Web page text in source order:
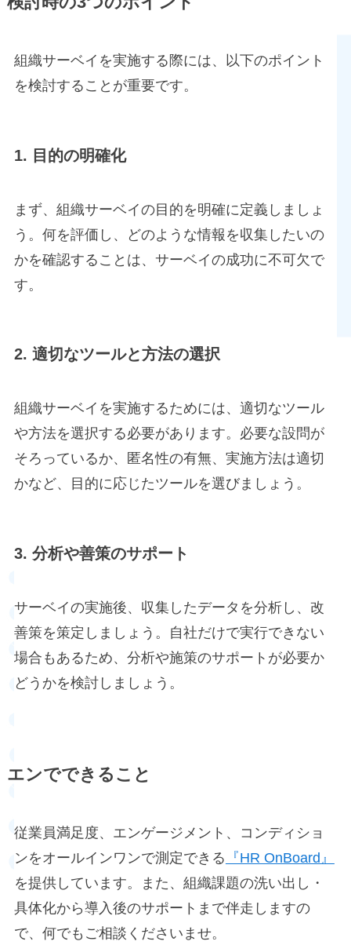
組織サーベイを実施する際には、以下のポイント
を検討することが重要です。
1. 目的の明確化
まず、組織サーベイの目的を明確に定義しましょ
う。何を評価し、どのような情報を収集したいの
かを確認することは、サーベイの成功に不可欠で
す。
2. 適切なツールと方法の選択
組織サーベイを実施するためには、適切なツール
や方法を選択する必要があります。必要な設問が
そろっているか、匿名性の有無、実施方法は適切
かなど、目的に応じたツールを選びましょう。
3. 分析や善策のサポート
サーベイの実施後、収集したデータを分析し、改
善策を策定しましょう。自社だけで実行できない
場合もあるため、分析や施策のサポートが必要か
どうかを検討しましょう。
エンでできること
従業員満足度、エンゲージメント、コンディショ
ンをオールインワンで測定できる 『HR OnBoard』
を提供しています。また、組織課題の洗い出し・
具体化から導入後のサポートまで伴走しますの
で、何でもご相談くださいませ。